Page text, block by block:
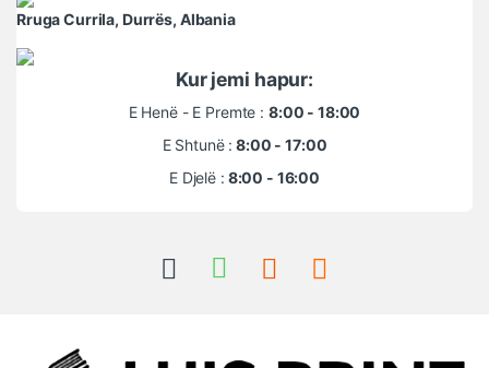
Rruga Currila, Durrës, Albania
Kur jemi hapur:
E Henë - E Premte : 8:00 - 18:00
E Shtunë : 8:00 - 17:00
E Djelë : 8:00 - 16:00